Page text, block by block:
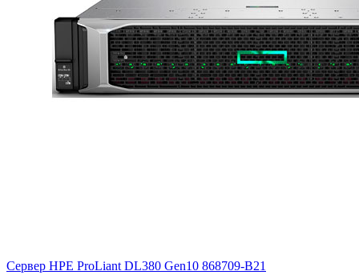
Сервер HPE ProLiant DL380 Gen10 868709-B21